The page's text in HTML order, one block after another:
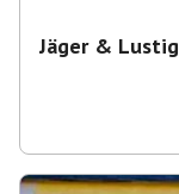
Jäger & Lustig